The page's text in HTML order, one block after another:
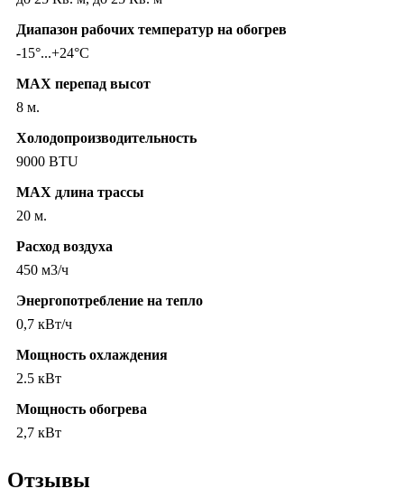
Диапазон рабочих температур на обогрев
-15°...+24°C
MAX перепад высот
8 м.
Холодопроизводительность
9000 BTU
MAX длина трассы
20 м.
Расход воздуха
450 м3/ч
Энергопотребление на тепло
0,7 кВт/ч
Мощность охлаждения
2.5 кВт
Мощность обогрева
2,7 кВт
Отзывы